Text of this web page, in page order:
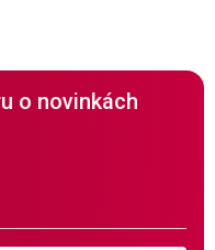
o novinkách